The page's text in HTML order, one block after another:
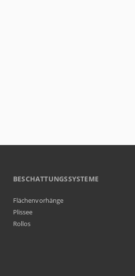
BESCHATTUNGSSYSTEME
Flächenvorhänge
Plissee
Rollos